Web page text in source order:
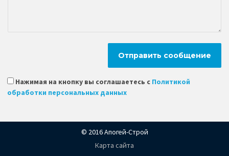
Нажимая на кнопку вы соглашаетесь с Политикой
обработки персональных данных
© 2016 Апогей-Строй
Карта сайта